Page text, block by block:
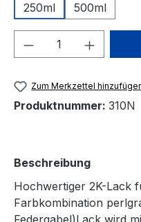
250ml
500ml
Produkt
Zum Merkzettel
Produktnummer: 310N
Beschreibung
Hochwertiger 2K-Lack
Farbkombination